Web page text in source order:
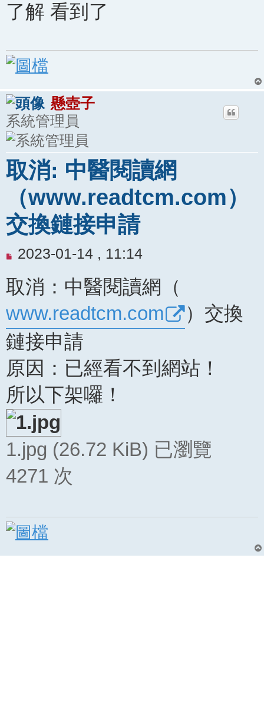
了解 看到了
懸壺子
系統管理員
取消: 中醫閱讀網
（www.readtcm.com）
交換鏈接申請
未
讀
文
章
2023-01-14 , 11:14
取消：中醫閱讀網（
www.readtcm.com
）交換
鏈接申請
原因：已經看不到網站！
所以下架囉！
1.jpg (26.72 KiB) 已瀏覽
4271 次